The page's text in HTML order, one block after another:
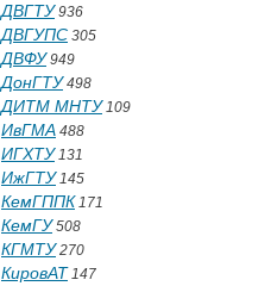
ДВГТУ936
ДВГУПС 305
ДВФУ949
ДонГТУ498
ДИТМ МНТУ109
ИвГМА 488
ИГХТУ131
ИжГТУ145
КемГППК 171
КемГУ508
КГМТУ270
КировАТ 147